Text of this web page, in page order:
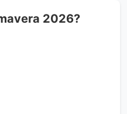
2026?